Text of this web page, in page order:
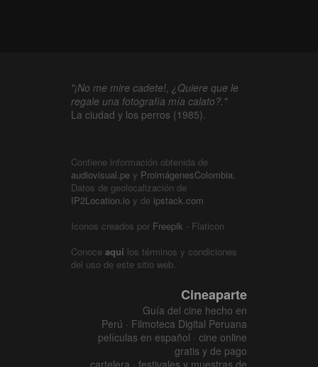
"¡No me mire cadete!, ¿Quiere que le
regale una fotografía mía calato?."
La ciudad y los perros (1985).
Contiene información obtenida de
audiovisual.pe y ProimágenesColombia.
Datos de geolocalización de
IP2Location.io y de ipstack.com
Iconos creados por Freepik - Flaticon
Conoce aquí los términos y condiciones
del uso de este sitio web.
Cineaparte
Guía del cine hecho en
Perú · Filmoteca Digital Peruana
películas en español · cine online
gratis y de pago